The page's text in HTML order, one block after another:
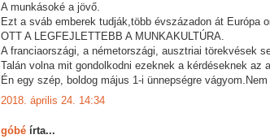
A munkásoké a jövő.
Ezt a sváb emberek tudják,több évszázadon át Európa
OTT A LEGFEJLETTEBB A MUNKAKULTÚRA.
A franciaországi, a németországi, ausztriai törekvések
Talán volna mit gondolkodni ezeknek a kérdéseknek az
Én egy szép, boldog május 1-i ünnepségre
2018. április 24. 14:34
góbé írta...